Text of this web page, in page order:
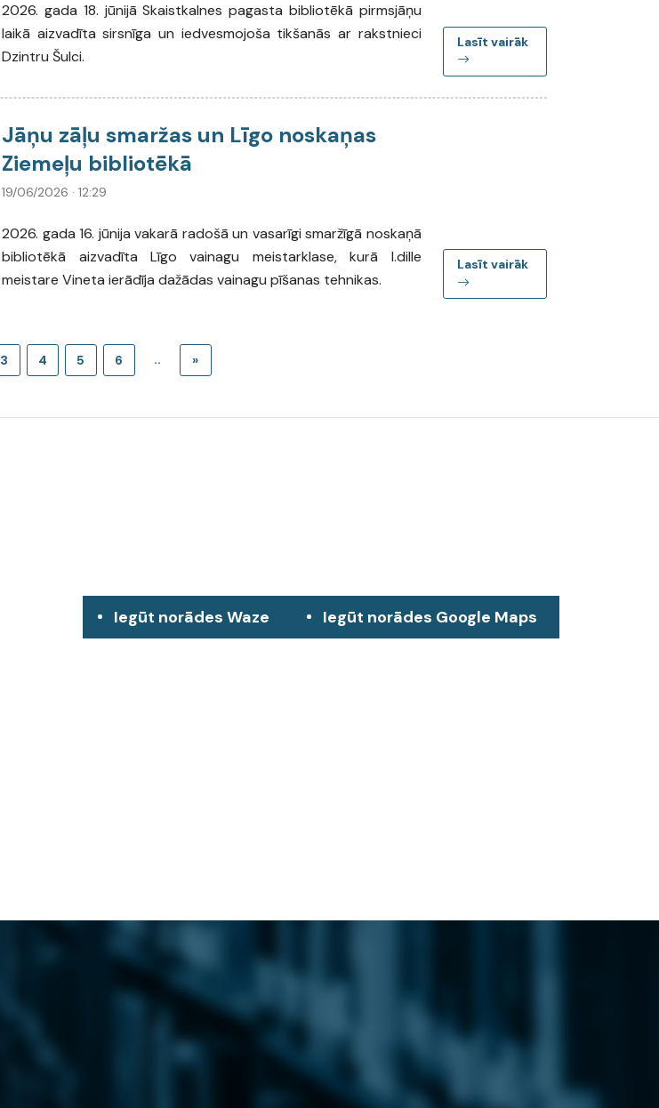
2026. gada 18. jūnijā Skaistkalnes pagasta bibliotēkā pirmsjāņu
laikā aizvadīta sirsnīga un iedvesmojoša tikšanās ar rakstnieci
Dzintru Šulci.
Lasīt vairāk
Jāņu zāļu smaržas un Līgo noskaņas
Ziemeļu bibliotēkā
19/06/2026 · 12:29
2026. gada 16. jūnija vakarā radošā un vasarīgi smaržīgā noskaņā
bibliotēkā aizvadīta Līgo vainagu meistarklase, kurā I.dille
meistare Vineta ierādīja dažādas vainagu pīšanas tehnikas.
Lasīt vairāk
3 4 5 6 .. »
Iegūt norādes Waze Iegūt norādes Google Maps